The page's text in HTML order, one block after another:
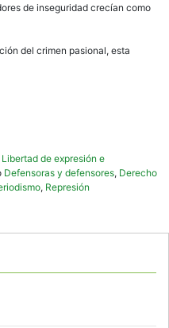
de inseguridad crecían como
del crimen pasional, esta
Libertad de expresión e
Defensoras y defensores, Derecho
, Represión